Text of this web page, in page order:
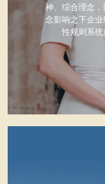
神、综合理念
念影响之下企
性规则系统